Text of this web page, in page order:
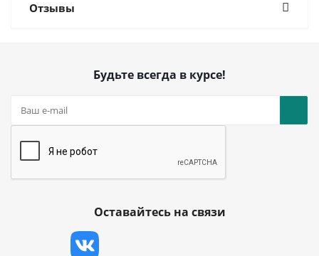
Отзывы
Будьте всегда в курсе!
Оставайтесь на связи